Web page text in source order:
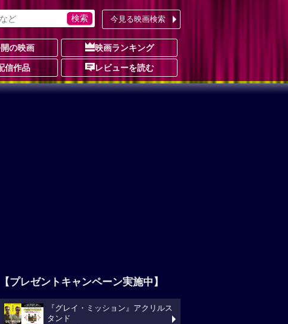
今見る映画検索
の映画 映画ランキング
信作品 レビューを読む
【プレゼントキャンペーン実施中】
『グレイ・ミッション』アクリルス
タンド